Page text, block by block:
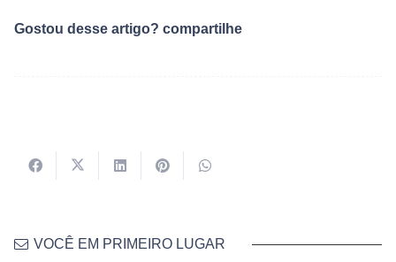
Gostou desse artigo? compartilhe
VOCÊ EM PRIMEIRO LUGAR